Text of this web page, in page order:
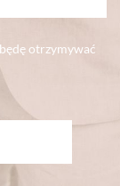
otrzymywać